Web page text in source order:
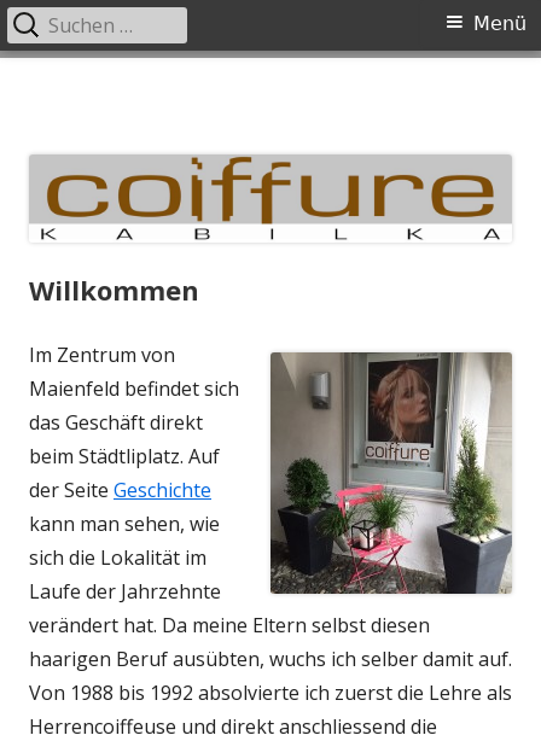
Primäres
Menü
Suchen
nach:
Willkommen
Im Zentrum von
Maienfeld befindet sich
das Geschäft direkt
beim Städtliplatz. Auf
der Seite Geschichte
kann man sehen, wie
sich die Lokalität im
Laufe der Jahrzehnte
verändert hat. Da meine Eltern selbst diesen
haarigen Beruf ausübten, wuchs ich selber damit auf.
Von 1988 bis 1992 absolvierte ich zuerst die Lehre als
Herrencoiffeuse und direkt anschliessend die